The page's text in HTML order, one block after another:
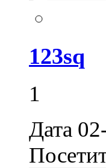
123sq
1
Дата